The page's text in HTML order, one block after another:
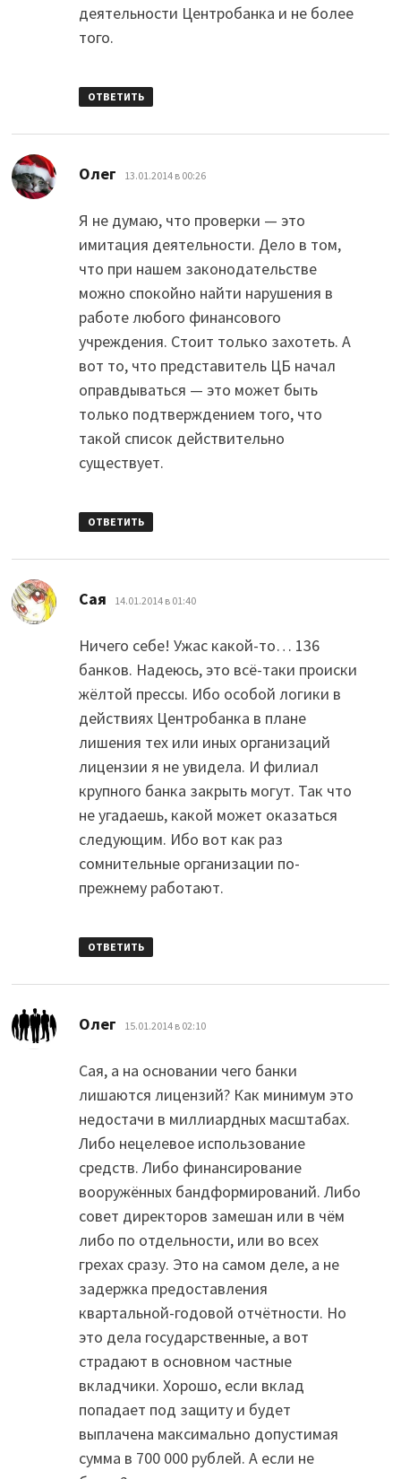
деятельности Центробанка и не более
того.
ОТВЕТИТЬ
Олег 13.01.2014 в 00:26
Я не думаю, что проверки — это
имитация деятельности. Дело в том,
что при нашем законодательстве
можно спокойно найти нарушения в
работе любого финансового
учреждения. Стоит только захотеть. А
вот то, что представитель ЦБ начал
оправдываться — это может быть
только подтверждением того, что
такой список действительно
существует.
ОТВЕТИТЬ
Сая 14.01.2014 в 01:40
Ничего себе! Ужас какой-то… 136
банков. Надеюсь, это всё-таки происки
жёлтой прессы. Ибо особой логики в
действиях Центробанка в плане
лишения тех или иных организаций
лицензии я не увидела. И филиал
крупного банка закрыть могут. Так что
не угадаешь, какой может оказаться
следующим. Ибо вот как раз
сомнительные организации по-
прежнему работают.
ОТВЕТИТЬ
Олег 15.01.2014 в 02:10
Сая, а на основании чего банки
лишаются лицензий? Как минимум это
недостачи в миллиардных масштабах.
Либо нецелевое использование
средств. Либо финансирование
вооружённых бандформирований. Либо
совет директоров замешан или в чём
либо по отдельности, или во всех
грехах сразу. Это на самом деле, а не
задержка предоставления
квартальной-годовой отчётности. Но
это дела государственные, а вот
страдают в основном частные
вкладчики. Хорошо, если вклад
попадает под защиту и будет
выплачена максимально допустимая
сумма в 700 000 рублей. А если не